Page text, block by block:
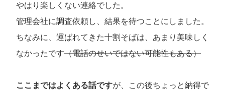
やはり楽しくない連絡でした。
管理会社に調査依頼し、結果を待つことにしました。
ちなみに、運ばれてきた十割そばは、あまり美味しく
なかったです（電話のせいではない可能性もある）
ここまではよくある話ですが、この後ちょっと納得で